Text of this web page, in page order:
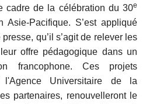
cadre de la célébration du 30e
Asie-Pacifique. S’est appliqué
qu’il s’agit de relever les
offre pédagogique dans un
francophone. Ces projets
Universitaire de la
partenaires, renouvelleront le